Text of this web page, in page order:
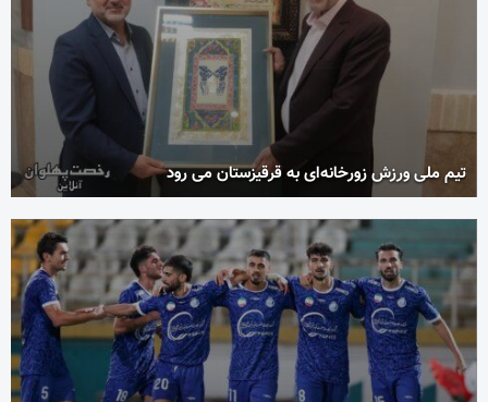
تیم ملی ورزش زورخانه‌ای به قرقیزستان می رود